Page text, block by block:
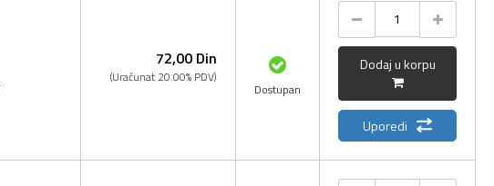
72,00 Din
(Uračunat 20.00% PDV)
Dostupan
Dodaj u korpu
Uporedi